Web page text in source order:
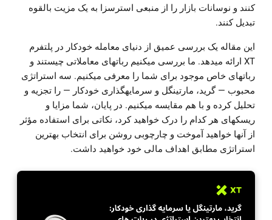
کنند و نوسانات بازار را از منبعی استرسزا به یک مزیت بالقوه
تبدیل کنند.
این مقاله یک بررسی عمیق از دنیای معامله خودکار در پلتفرم
XT ارائه میدهد. ما بررسی میکنیم رباتهای معاملاتی چیستند و
رباتهای خاص موجود برای شما را معرفی میکنیم. سه استراتژی
محبوب — گرید، مارتینگل و سرمایهگذاری خودکار — را تجزیه و
تحلیل کرده و با هم مقایسه میکنیم. در پایان، شما مزایا و
ریسکهای هر کدام را درک خواهید کرد، نکاتی برای استفاده مؤثر
از آنها خواهید آموخت و چارچوبی روشن برای انتخاب بهترین
استراتژی مطابق اهداف مالی خود خواهید داشت.